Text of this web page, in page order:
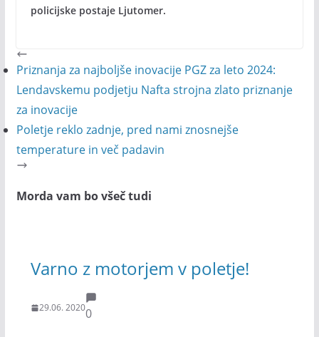
policijske postaje Ljutomer.
Priznanja za najboljše inovacije PGZ za leto 2024:
Lendavskemu podjetju Nafta strojna zlato priznanje
za inovacije
Poletje reklo zadnje, pred nami znosnejše
temperature in več padavin
Morda vam bo všeč tudi
Varno z motorjem v poletje!
29.06. 20200